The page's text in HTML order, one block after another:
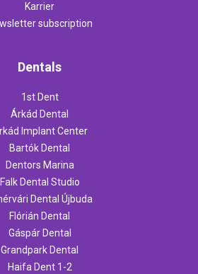
Karrier
subscription
Dentals
1st Dent
Árkád Dental
Implant Center
Bartók Dental
Dentors Marina
Falk Dental Studio
Dental Újbuda
Flórián Dental
Gáspár Dental
Grandpark Dental
Haifa Dent 1-2